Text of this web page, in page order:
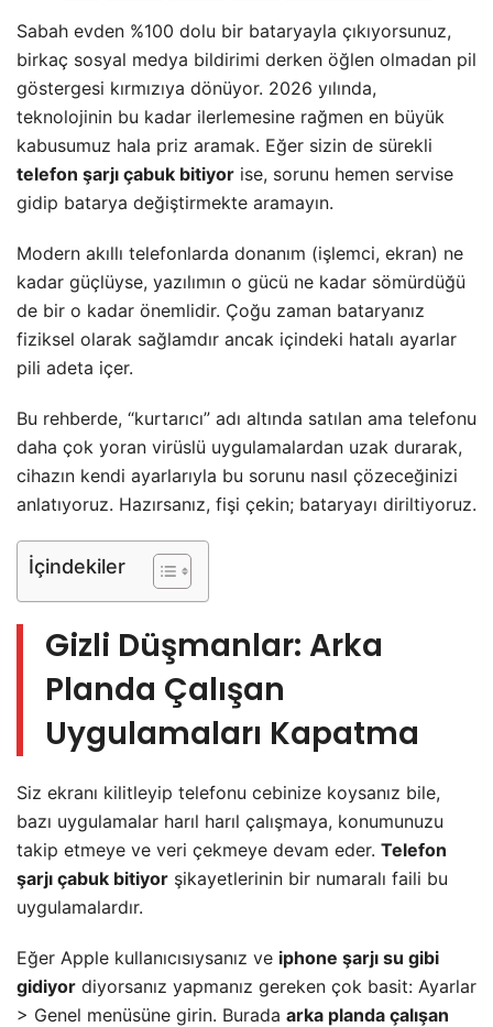
Sabah evden %100 dolu bir bataryayla çıkıyorsunuz,
birkaç sosyal medya bildirimi derken öğlen olmadan pil
göstergesi kırmızıya dönüyor. 2026 yılında,
teknolojinin bu kadar ilerlemesine rağmen en büyük
kabusumuz hala priz aramak. Eğer sizin de sürekli
telefon şarjı çabuk bitiyor ise, sorunu hemen servise
gidip batarya değiştirmekte aramayın.
Modern akıllı telefonlarda donanım (işlemci, ekran) ne
kadar güçlüyse, yazılımın o gücü ne kadar sömürdüğü
de bir o kadar önemlidir. Çoğu zaman bataryanız
fiziksel olarak sağlamdır ancak içindeki hatalı ayarlar
pili adeta içer.
Bu rehberde, “kurtarıcı” adı altında satılan ama telefonu
daha çok yoran virüslü uygulamalardan uzak durarak,
cihazın kendi ayarlarıyla bu sorunu nasıl çözeceğinizi
anlatıyoruz. Hazırsanız, fişi çekin; bataryayı diriltiyoruz.
İçindekiler
Gizli Düşmanlar: Arka
Planda Çalışan
Uygulamaları Kapatma
Siz ekranı kilitleyip telefonu cebinize koysanız bile,
bazı uygulamalar harıl harıl çalışmaya, konumunuzu
takip etmeye ve veri çekmeye devam eder. Telefon
şarjı çabuk bitiyor şikayetlerinin bir numaralı faili bu
uygulamalardır.
Eğer Apple kullanıcısıysanız ve iphone şarjı su gibi
gidiyor diyorsanız yapmanız gereken çok basit: Ayarlar
> Genel menüsüne girin. Burada arka planda çalışan